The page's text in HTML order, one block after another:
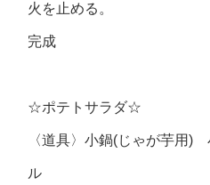
火を止める。
完成
☆ポテトサラダ☆
〈道具〉小鍋(じゃが芋用
ル